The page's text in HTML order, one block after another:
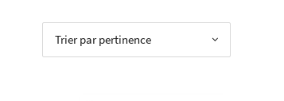
Trier par pertinence